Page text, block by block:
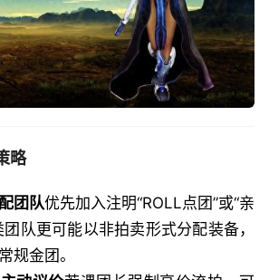
略
团队优先加入注明“ROLL点团”或“亲
团队更可能以非拍卖形式分配装备，
规金团。